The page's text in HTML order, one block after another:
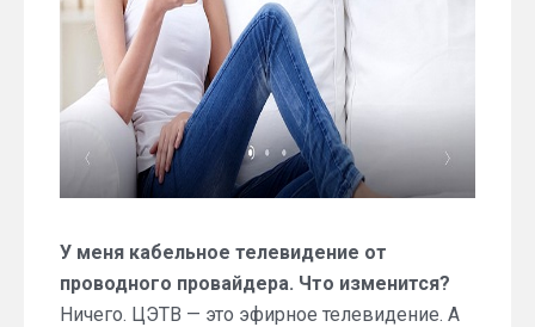
У меня кабельное телевидение от
проводного провайдера. Что изменится?
Ничего. ЦЭТВ — это эфирное телевидение. А